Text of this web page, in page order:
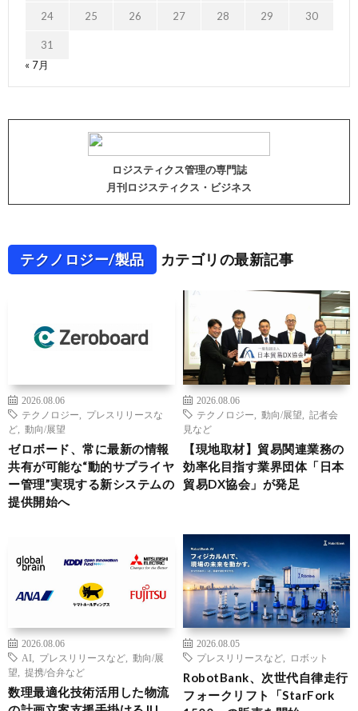
24 25 26 27 28 29 30
31
« 7月
ロジスティクス管理の専門誌
月刊ロジスティクス・ビジネス
テクノロジー/製品 カテゴリの最新記事
2026.08.06
テクノロジー
プレスリリースな
ど
動向/展望
ゼロボード、常に最新の情報
共有が可能な“動的サプライヤ
ー管理”実現する新システムの
提供開始へ
2026.08.06
テクノロジー
動向/展望
記者会
見など
【現地取材】貿易関連業務の
効率化目指す業界団体「日本
貿易DX協会」が発足
2026.08.06
AI
プレスリリースなど
動向/展
望
提携/合弁など
数理最適化技術活用した物流
2026.08.05
プレスリリースなど
ロボット
RobotBank、次世代自律走行
フォークリフト「StarFork